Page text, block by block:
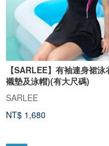
【SARLEE】有袖連身裙泳
襯墊及泳帽)(有大尺碼)
SARLEE
NT$ 1,680